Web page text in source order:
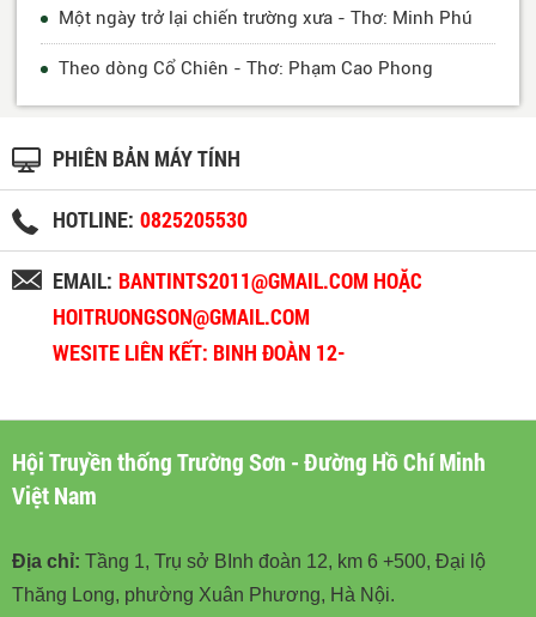
Một ngày trở lại chiến trường xưa - Thơ: Minh Phú
Theo dòng Cổ Chiên - Thơ: Phạm Cao Phong
PHIÊN BẢN MÁY TÍNH
HOTLINE: 0825205530
EMAIL: BANTINTS2011@GMAIL.COM HOẶC
HOITRUONGSON@GMAIL.COM
WESITE LIÊN KẾT: BINH ĐOÀN 12-
Hội Truyền thống Trường Sơn - Đường Hồ Chí Minh
Việt Nam
Địa chỉ: Tầng 1, Trụ sở BInh đoàn 12, km 6 +500, Đại lộ
Thăng Long, phường Xuân Phương, Hà Nội.